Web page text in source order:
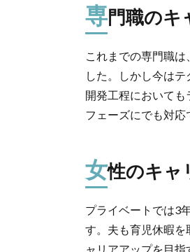
専門職のキ
これまでの専門職
した。しかし今は
開発工程において
フェーズにでも対応
女性のキャ
プライベートでは3
す。夫も育児休暇を
ャリアアップを目指